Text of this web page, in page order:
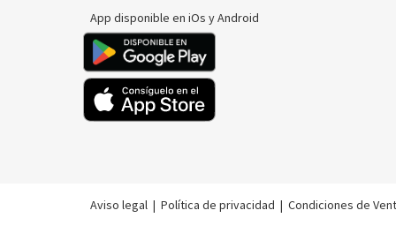
App disponible en iOs y Android
Aviso legal | Política de privacidad | Condiciones de